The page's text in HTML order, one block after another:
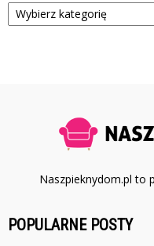
Naszpieknydom.pl to
POPULARNE POSTY